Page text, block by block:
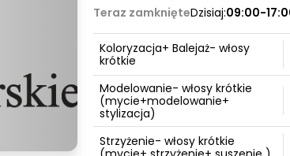
Teraz zamknięteDzisiaj:09:00-
Koloryzacja+ Balejaż- włosy
krótkie
Modelowanie- włosy krótkie
(mycie+modelowanie+
stylizacja)
Strzyżenie- włosy krótkie